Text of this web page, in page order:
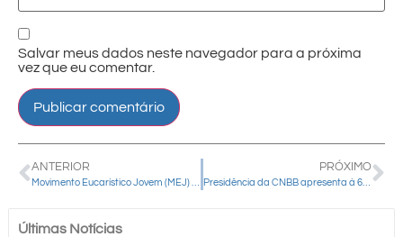
Salvar meus dados neste navegador para a próxima
vez que eu comentar.
ANTERIOR PRÓXIMO
Presidência da CNBB apresenta à 61ª AG o relatório anual de atividades e compromissos
Últimas Notícias